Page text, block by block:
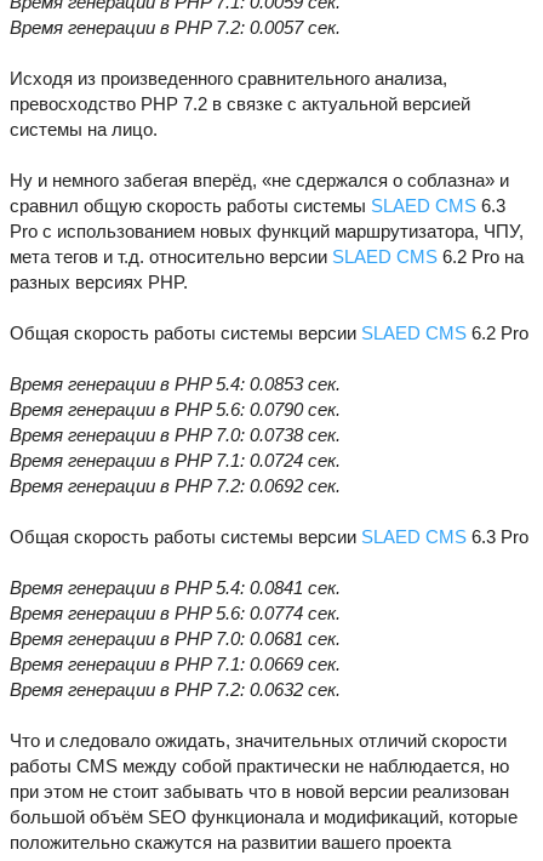
Время генерации в PHP 7.2: 0.0057 сек.
Исходя из произведенного сравнительного анализа,
превосходство PHP 7.2 в связке с актуальной версией
системы на лицо.
Ну и немного забегая вперёд, «не сдержался о соблазна» и
сравнил общую скорость работы системы SLAED CMS 6.3
Pro с использованием новых функций маршрутизатора, ЧПУ,
мета тегов и т.д. относительно версии SLAED CMS 6.2 Pro на
разных версиях PHP.
Общая скорость работы системы версии SLAED CMS 6.2 Pro
Время генерации в PHP 5.4: 0.0853 сек.
Время генерации в PHP 5.6: 0.0790 сек.
Время генерации в PHP 7.0: 0.0738 сек.
Время генерации в PHP 7.1: 0.0724 сек.
Время генерации в PHP 7.2: 0.0692 сек.
Общая скорость работы системы версии SLAED CMS 6.3 Pro
Время генерации в PHP 5.4: 0.0841 сек.
Время генерации в PHP 5.6: 0.0774 сек.
Время генерации в PHP 7.0: 0.0681 сек.
Время генерации в PHP 7.1: 0.0669 сек.
Время генерации в PHP 7.2: 0.0632 сек.
Что и следовало ожидать, значительных отличий скорости
работы CMS между собой практически не наблюдается, но
при этом не стоит забывать что в новой версии реализован
большой объём SEO функционала и модификаций, которые
положительно скажутся на развитии вашего проекта